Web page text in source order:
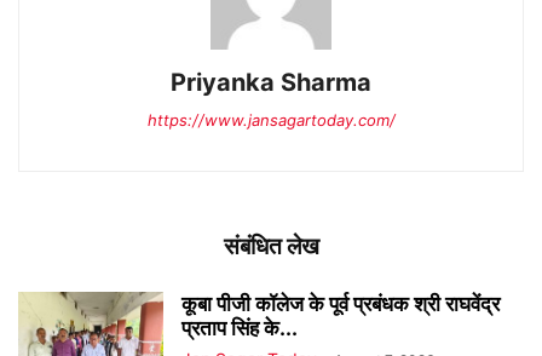
Priyanka Sharma
https://www.jansagartoday.com/
संबंधित लेख
कूबा पीजी कॉलेज के पूर्व प्रबंधक श्री राघवेंद्र
प्रताप सिंह के...